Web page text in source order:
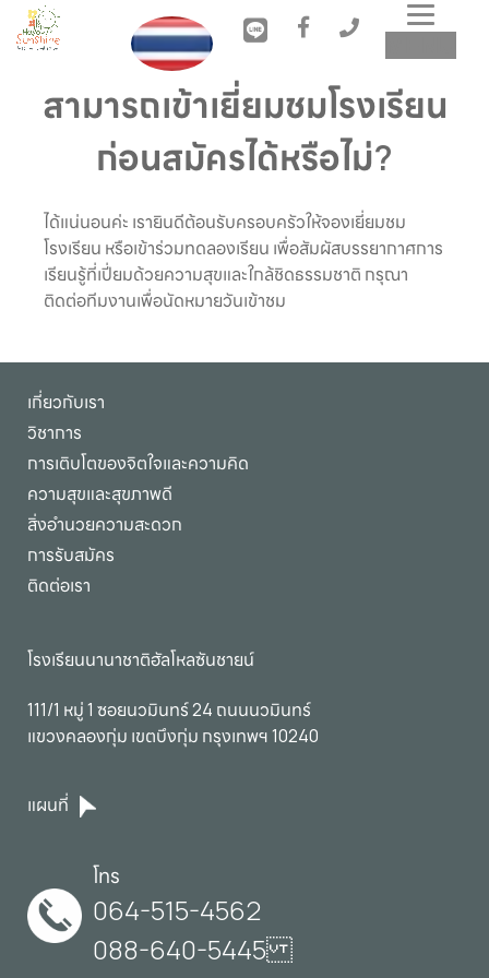
สามารถเข้าเยี่ยมชมโรงเรียน
ก่อนสมัครได้หรือไม่?
ได้แน่นอนค่ะ เรายินดีต้อนรับครอบครัวให้จองเยี่ยมชม
โรงเรียน หรือเข้าร่วมทดลองเรียน เพื่อสัมผัสบรรยากาศการ
เรียนรู้ที่เปี่ยมด้วยความสุขและใกล้ชิดธรรมชาติ กรุณา
ติดต่อทีมงานเพื่อนัดหมายวันเข้าชม
เกี่ยวกับเรา
วิชาการ
การเติบโตของจิตใจและความคิด
ความสุขและสุขภาพดี
สิ่งอำนวยความสะดวก
การรับสมัคร
ติดต่อเรา
โรงเรียนนานาชาติฮัลโหลซันชายน์
111/1 หมู่ 1 ซอยนวมินทร์ 24 ถนนนวมินทร์
แขวงคลองกุ่ม เขตบึงกุ่ม กรุงเทพฯ 10240
แผนที่
โทร
064-515-4562
088-640-5445